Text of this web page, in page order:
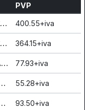
PVP
ASM-CALIPER,BRAKE,1.25",RH [INCL. 1-9] 400.55+iva
ASM-CALIPER,BRAKE,1.25",LH [INCL. 1-9] 364.15+iva
KIT, BRAKE PAD, HIGH PERFORMANCE [INCL. 2 PADS] 77.93+iva
1.25 55.28+iva
MOUNT 93.50+iva